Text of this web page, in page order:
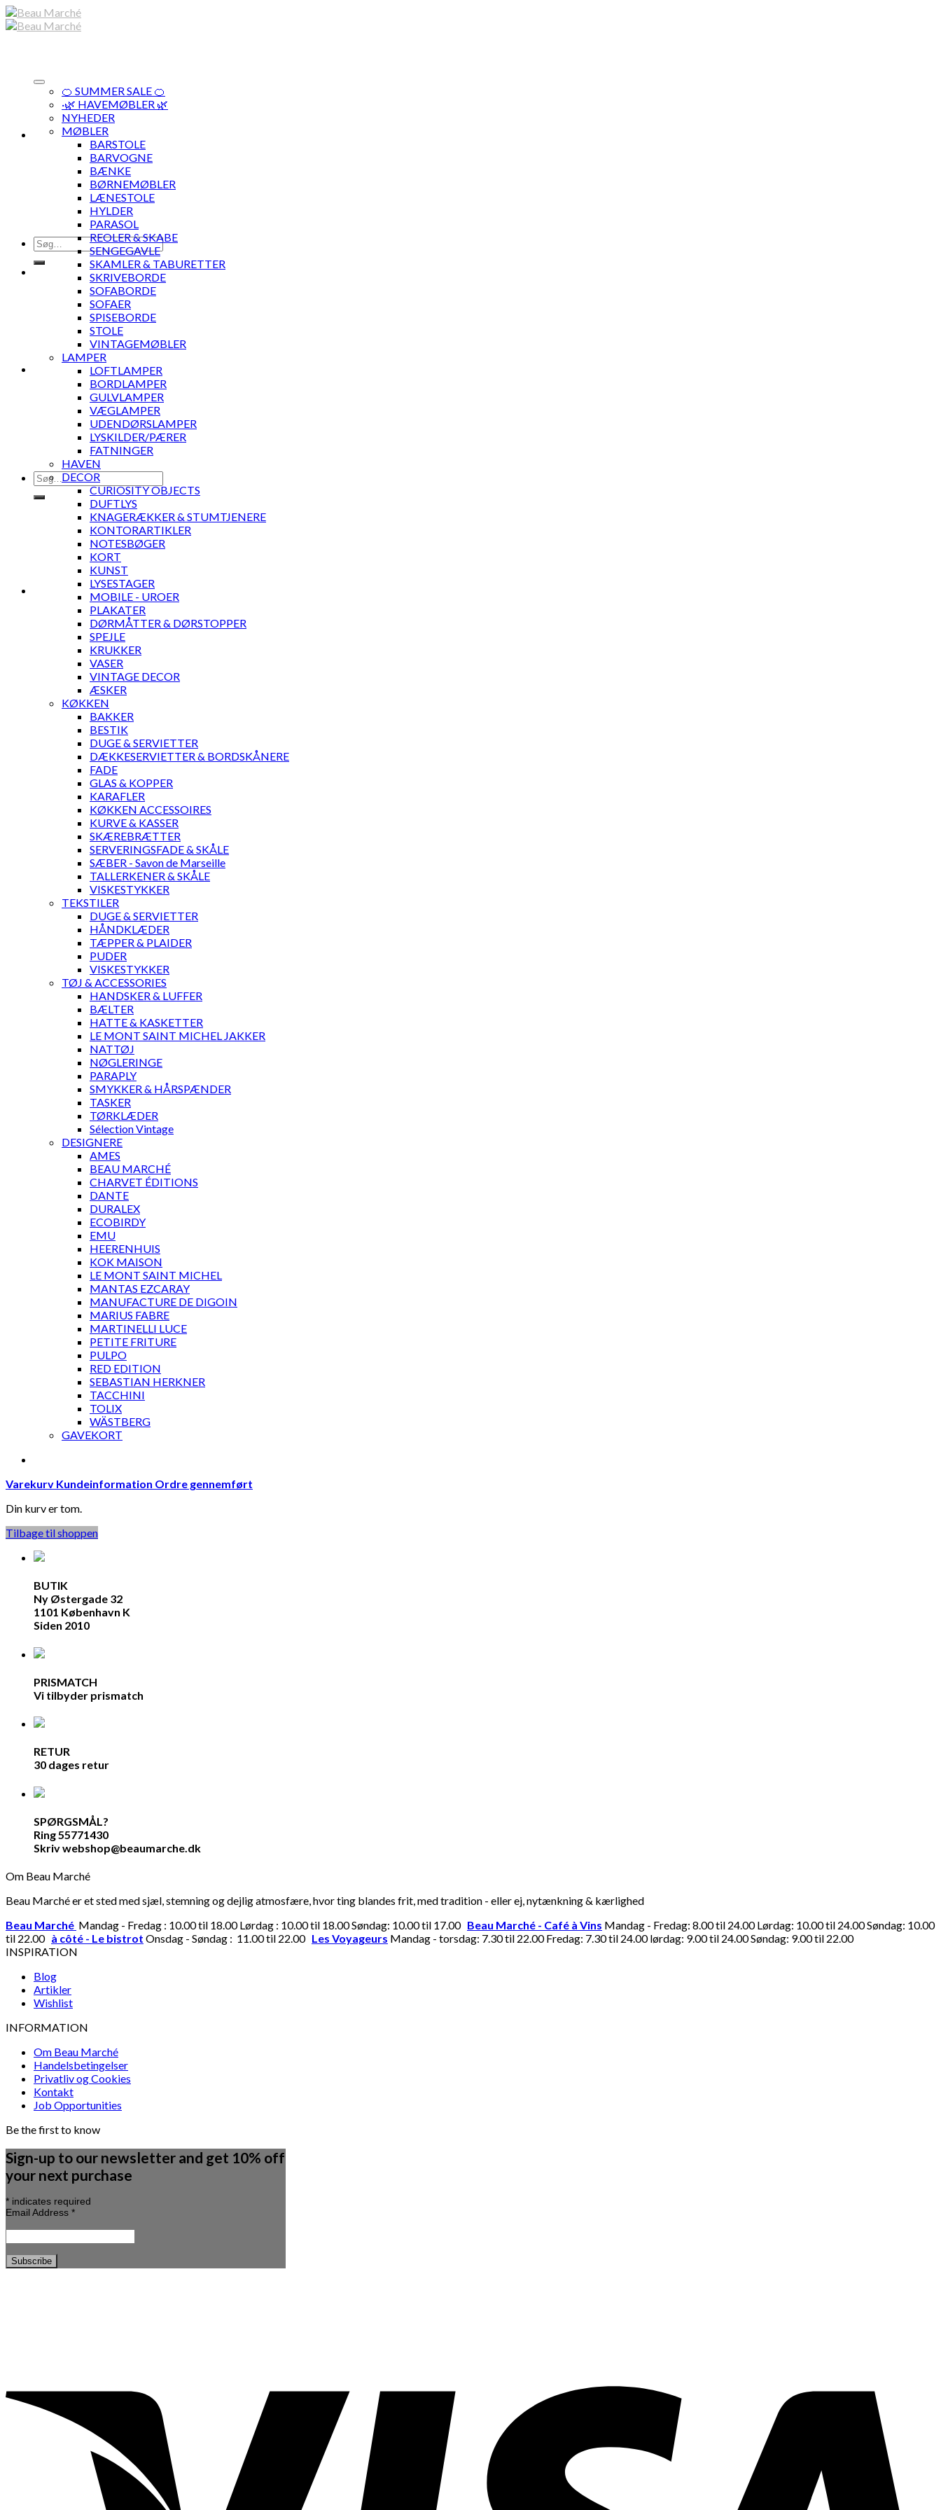
Skip
to
Søg
efter:
Søg
efter:
🍊 SUMMER SALE 🍊
·🌿 HAVEMØBLER 🌿
NYHEDER
MØBLER
BARSTOLE
BARVOGNE
BÆNKE
BØRNEMØBLER
LÆNESTOLE
HYLDER
PARASOL
REOLER & SKABE
SENGEGAVLE
SKAMLER & TABURETTER
SKRIVEBORDE
SOFABORDE
SOFAER
SPISEBORDE
STOLE
VINTAGEMØBLER
LAMPER
LOFTLAMPER
BORDLAMPER
GULVLAMPER
VÆGLAMPER
UDENDØRSLAMPER
LYSKILDER/PÆRER
FATNINGER
HAVEN
DECOR
CURIOSITY OBJECTS
DUFTLYS
KNAGERÆKKER & STUMTJENERE
KONTORARTIKLER
NOTESBØGER
KORT
KUNST
LYSESTAGER
MOBILE - UROER
PLAKATER
DØRMÅTTER & DØRSTOPPER
SPEJLE
KRUKKER
VASER
VINTAGE DECOR
ÆSKER
KØKKEN
BAKKER
BESTIK
DUGE & SERVIETTER
DÆKKESERVIETTER & BORDSKÅNERE
FADE
GLAS & KOPPER
KARAFLER
KØKKEN ACCESSOIRES
KURVE & KASSER
SKÆREBRÆTTER
SERVERINGSFADE & SKÅLE
SÆBER - Savon de Marseille
TALLERKENER & SKÅLE
VISKESTYKKER
TEKSTILER
DUGE & SERVIETTER
HÅNDKLÆDER
TÆPPER & PLAIDER
PUDER
VISKESTYKKER
TØJ & ACCESSORIES
HANDSKER & LUFFER
BÆLTER
HATTE & KASKETTER
LE MONT SAINT MICHEL JAKKER
NATTØJ
NØGLERINGE
PARAPLY
SMYKKER & HÅRSPÆNDER
TASKER
TØRKLÆDER
Sélection Vintage
DESIGNERE
AMES
BEAU MARCHÉ
CHARVET ÉDITIONS
DANTE
DURALEX
ECOBIRDY
EMU
HEERENHUIS
KOK MAISON
LE MONT SAINT MICHEL
MANTAS EZCARAY
MANUFACTURE DE DIGOIN
MARIUS FABRE
MARTINELLI LUCE
PETITE FRITURE
PULPO
RED EDITION
SEBASTIAN HERKNER
TACCHINI
TOLIX
WÄSTBERG
GAVEKORT
Varekurv Kundeinformation Ordre gennemført
Din kurv er tom.
Tilbage til shoppen
BUTIK
Ny Østergade 32
1101 København K
Siden 2010
PRISMATCH
Vi tilbyder prismatch
RETUR
30 dages retur
SPØRGSMÅL?
Ring 55771430
Skriv webshop@beaumarche.dk
Om Beau Marché
Beau Marché er et sted med sjæl, stemning og dejlig atmosfære, hvor ting blandes frit, med tradition - eller ej, nytænkning & kærlighed
Beau Marché Mandag - Fredag : 10.00 til 18.00 Lørdag : 10.00 til 18.00 Søndag: 10.00 til 17.00 Beau Marché - Café à Vins Mandag - Fredag: 8.00 til 24.00 Lørdag: 10.00 til 24.00 Søndag: 10.00
til 22.00 à côté - Le bistrot Onsdag - Søndag : 11.00 til 22.00 Les Voyageurs Mandag - torsdag: 7.30 til 22.00 Fredag: 7.30 til 24.00 lørdag: 9.00 til 24.00 Søndag: 9.00 til 22.00
INSPIRATION
Blog
Artikler
Wishlist
INFORMATION
Om Beau Marché
Handelsbetingelser
Privatliv og Cookies
Kontakt
Job Opportunities
Be the first to know
Sign-up to our newsletter and get 10% off
your next purchase
* indicates required
Email Address *